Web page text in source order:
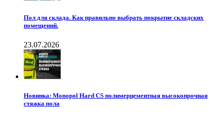
Пол для склада. Как правильно выбрать покрытие складских
помещений.
23.07.2026
Новинка: Monopol Hard CS полимерцементная высокопрочная
стяжка пола